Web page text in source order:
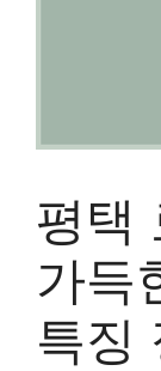
평택
가득
특징